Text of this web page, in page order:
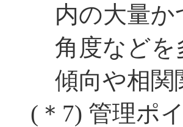
内の大量
角度など
傾向や相関
(＊7) 管理ポ